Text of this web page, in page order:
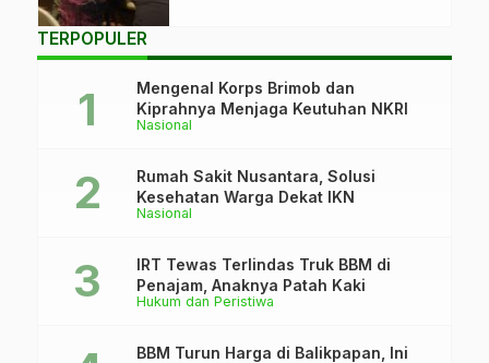
Istimewa)
TERPOPULER
Nasional
Mengenal Korps Brimob dan
Kiprahnya Menjaga Keutuhan NKRI
Nasional
Rumah Sakit Nusantara, Solusi
Kesehatan Warga Dekat IKN
Hukum dan Peristiwa
IRT Tewas Terlindas Truk BBM di
Penajam, Anaknya Patah Kaki
BBM Turun Harga di Balikpapan, Ini